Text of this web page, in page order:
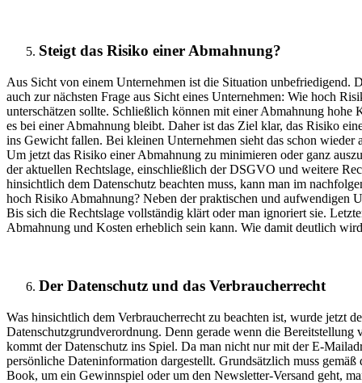
Steigt das Risiko einer Abmahnung?
Aus Sicht von einem Unternehmen ist die Situation unbefriedigend.
auch zur nächsten Frage aus Sicht eines Unternehmen: Wie hoch
unterschätzen sollte. Schließlich können mit einer Abmahnung
es bei einer Abmahnung bleibt. Daher ist das Ziel klar, das Risiko
ins Gewicht fallen. Bei kleinen Unternehmen sieht das schon
Um jetzt das Risiko einer Abmahnung zu minimieren oder ganz
der aktuellen Rechtslage, einschließlich der DSGVO und weitere
hinsichtlich dem Datenschutz beachten muss, kann man im
hoch Risiko Abmahnung? Neben der praktischen und aufwendigen
Bis sich die Rechtslage vollständig klärt oder man ignoriert sie.
Abmahnung und Kosten erheblich sein kann. Wie damit deutlich
Der Datenschutz und das Verbraucherrecht
Was hinsichtlich dem Verbraucherrecht zu beachten ist, wurde jetzt
Datenschutzgrundverordnung. Denn gerade wenn die
kommt der Datenschutz ins Spiel. Da man nicht nur mit der E-
persönliche Dateninformation dargestellt. Grundsätzlich muss
Book, um ein Gewinnspiel oder um den Newsletter-Versand geht,